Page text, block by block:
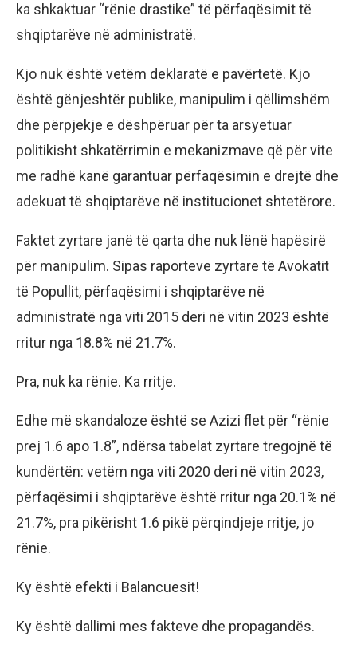
ka shkaktuar “rënie drastike” të përfaqësimit të
shqiptarëve në administratë.
Kjo nuk është vetëm deklaratë e pavërtetë. Kjo
është gënjeshtër publike, manipulim i qëllimshëm
dhe përpjekje e dëshpëruar për ta arsyetuar
politikisht shkatërrimin e mekanizmave që për vite
me radhë kanë garantuar përfaqësimin e drejtë dhe
adekuat të shqiptarëve në institucionet shtetërore.
Faktet zyrtare janë të qarta dhe nuk lënë hapësirë
për manipulim. Sipas raporteve zyrtare të Avokatit
të Popullit, përfaqësimi i shqiptarëve në
administratë nga viti 2015 deri në vitin 2023 është
rritur nga 18.8% në 21.7%.
Pra, nuk ka rënie. Ka rritje.
Edhe më skandaloze është se Azizi flet për “rënie
prej 1.6 apo 1.8”, ndërsa tabelat zyrtare tregojnë të
kundërtën: vetëm nga viti 2020 deri në vitin 2023,
përfaqësimi i shqiptarëve është rritur nga 20.1% në
21.7%, pra pikërisht 1.6 pikë përqindjeje rritje, jo
rënie.
Ky është efekti i Balancuesit!
Ky është dallimi mes fakteve dhe propagandës.